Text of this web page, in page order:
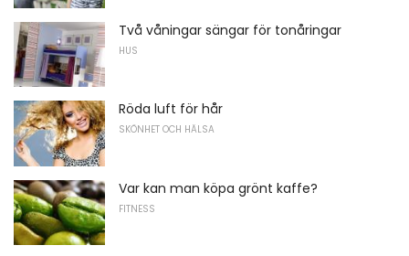
Två våningar sängar för tonåringar
HUS
Röda luft för hår
SKÖNHET OCH HÄLSA
Var kan man köpa grönt kaffe?
FITNESS